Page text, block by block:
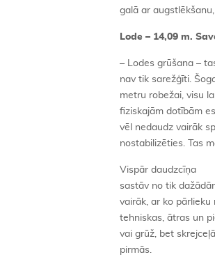
galā ar
Lode – 14,09 m.
– Lodes grūšana –
nav tik sarežģīti.
metru robežai, visu
fiziskajām dotībām
vēl nedaudz vairāk
nostabilizēties. Tas
Vispār daudzcīņa
sastāv no tik
vairāk, ar ko
tehniskas, ātras un
vai grūž, bet
pirmās.